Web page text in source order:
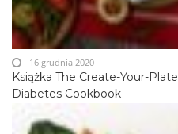
Książka The Create-Your-Plate
Diabetes Cookbook
16 grudnia 2020